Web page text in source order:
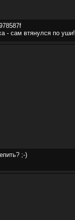
- сам втянулся по уши!
;-)